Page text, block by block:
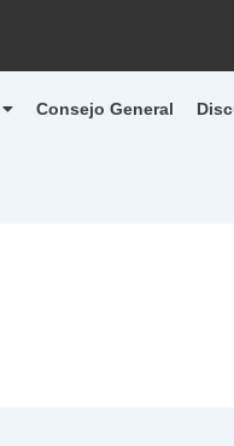
Consejo General